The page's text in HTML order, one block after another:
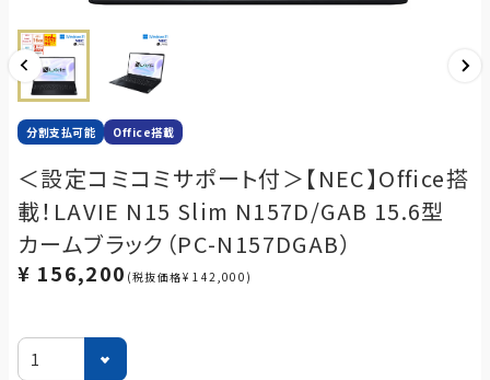
分割支払可能 Office搭載
＜設定コミコミサポート付＞【NEC】Office搭
載！LAVIE N15 Slim N157D/GAB 15.6型
カームブラック（PC-N157DGAB）
¥ 156,200 (税抜価格¥ 142,000)